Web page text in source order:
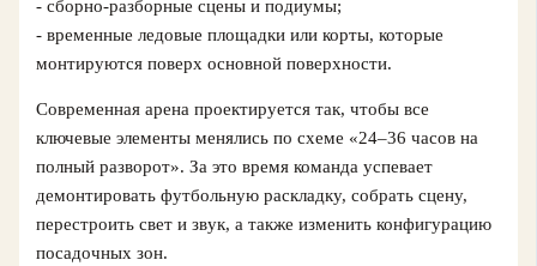
- сборно‑разборные сцены и подиумы;
- временные ледовые площадки или корты, которые
монтируются поверх основной поверхности.
Современная арена проектируется так, чтобы все
ключевые элементы менялись по схеме «24–36 часов на
полный разворот». За это время команда успевает
демонтировать футбольную раскладку, собрать сцену,
перестроить свет и звук, а также изменить конфигурацию
посадочных зон.